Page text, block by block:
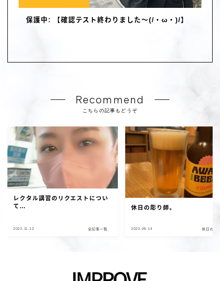
保護中: 【確認テスト終わりました～(/・ω・)/】
Recommend
こちらの記事もどうぞ
レクタル講習のリクエストについ
て…
2022.11.12 全記事一覧
休日の彫り師。
2022.09.14 休日の彫